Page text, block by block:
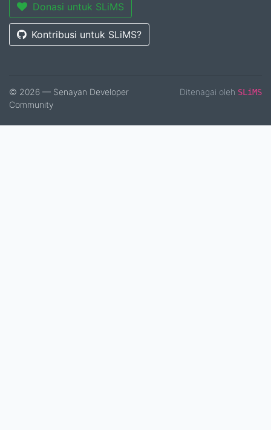
Donasi untuk SLiMS
Kontribusi untuk SLiMS?
© 2026 — Senayan Developer
Community
Ditenagai oleh SLiMS